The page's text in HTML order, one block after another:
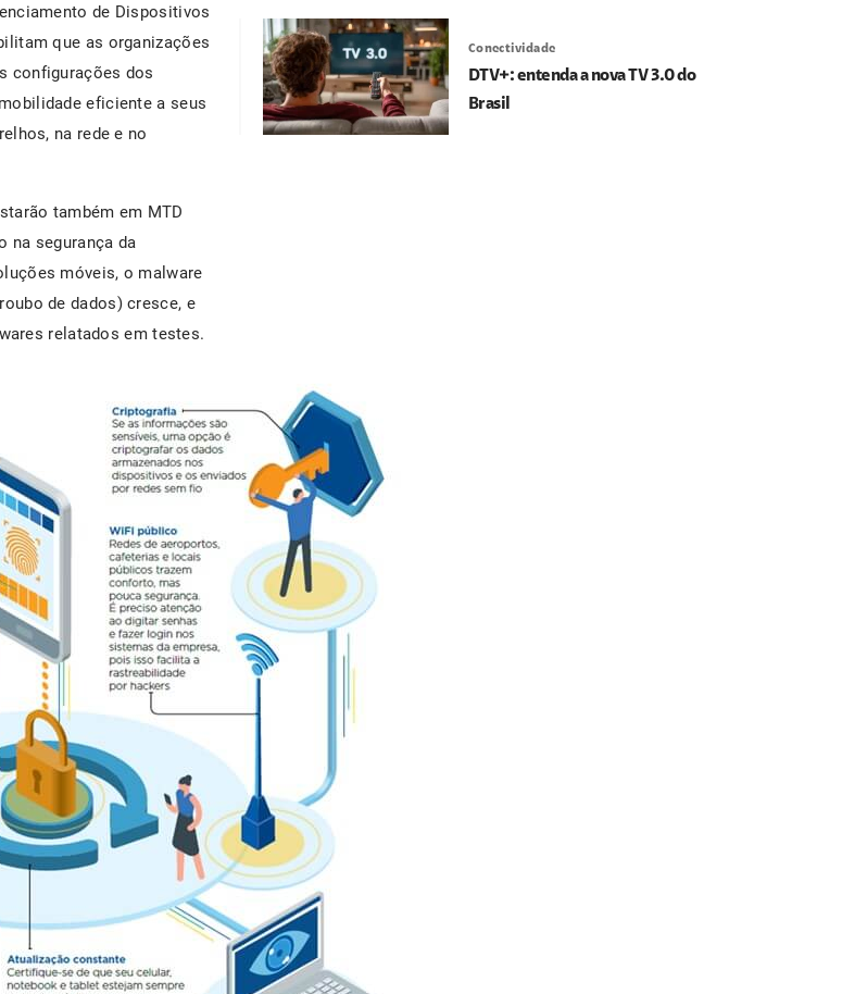
de Dispositivos
que as organizações
configurações dos
eficiente a seus
na rede e no
também em MTD
na segurança da
móveis, o malware
de dados) cresce, e
relatados em testes.
Conectividade
DTV+: entenda a nova TV 3.0 do
Brasil